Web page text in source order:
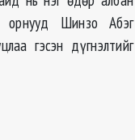
орнууд Шинзо Абэг
гэсэн дүгнэлтийг